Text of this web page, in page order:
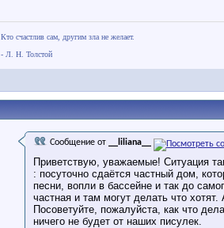
Кто счастлив сам, другим зла не желает.
- Л. Н. Толстой
Сообщение от __liliana__
Приветствую, уважаемые! Ситуация
: посуточно сдаётся частный дом,
песни, вопли в бассейне и так до
частная и там могут делать что
Посоветуйте, пожалуйста, как что
ничего не будет от наших писулек.